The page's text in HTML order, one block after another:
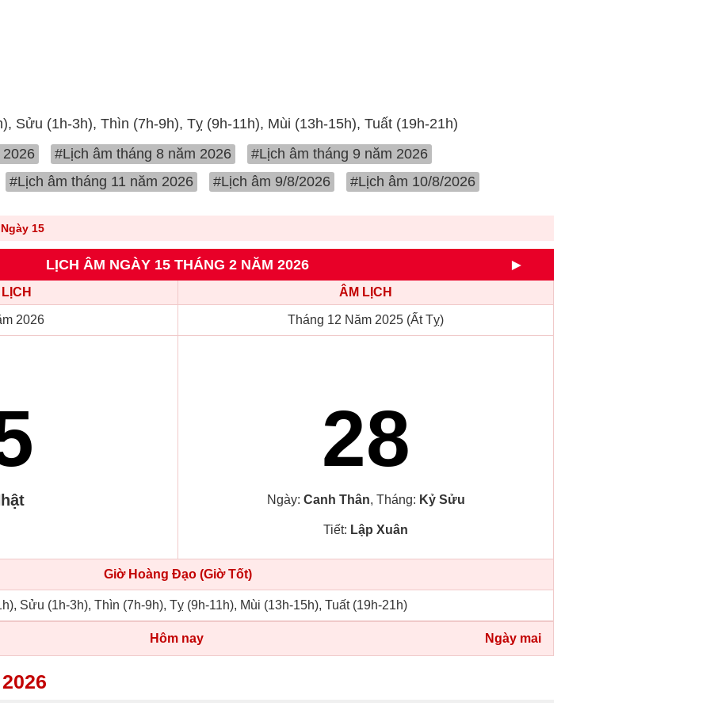
Sửu (1h-3h), Thìn (7h-9h), Tỵ (9h-11h), Mùi (13h-15h), Tuất (19h-21h)
#Lịch âm tháng 8 năm 2026
#Lịch âm tháng 9 năm 2026
#Lịch âm tháng 11 năm 2026
#Lịch âm 9/8/2026 #Lịch âm 10/8/2026
Ngày 15
LỊCH ÂM NGÀY 15 THÁNG 2 NĂM 2026 ►
ÂM LỊCH
2026 Tháng 12 Năm 2025 (Ất Tỵ)
28
Ngày: Canh Thân, Tháng: Kỷ Sửu
Tiết: Lập Xuân
Giờ Hoàng Đạo (Giờ Tốt)
Sửu (1h-3h), Thìn (7h-9h), Tỵ (9h-11h), Mùi (13h-15h), Tuất (19h-21h)
Hôm nay Ngày mai